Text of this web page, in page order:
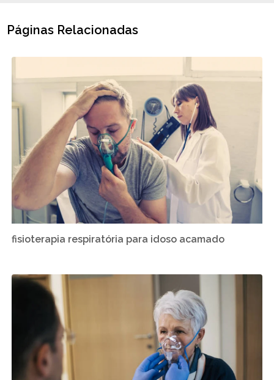
Páginas Relacionadas
fisioterapia respiratória para idoso acamado